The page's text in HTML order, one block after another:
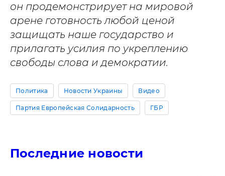
он продемонстрирует на мировой
арене готовность любой ценой
защищать наше государство и
прилагать усилия по укреплению
свободы слова и демократии.
Политика Новости Украины Видео
Партия Европейская Солидарность ГБР
Последние новости